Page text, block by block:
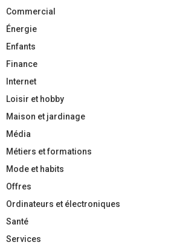
Commercial
Énergie
Enfants
Finance
Internet
Loisir et hobby
Maison et jardinage
Média
Métiers et formations
Mode et habits
Offres
Ordinateurs et électroniques
Santé
Services